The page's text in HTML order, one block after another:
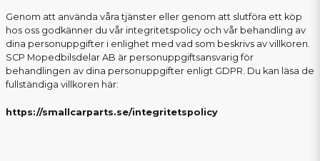
Genom att använda våra tjänster eller genom att slutföra ett köp
hos oss godkänner du vår integritetspolicy och vår behandling av
dina personuppgifter i enlighet med vad som beskrivs av villkoren.
SCP Mopedbilsdelar AB är personuppgiftsansvarig för
behandlingen av dina personuppgifter enligt GDPR. Du kan läsa de
fullständiga villkoren här:
https://smallcarparts.se/integritetspolicy